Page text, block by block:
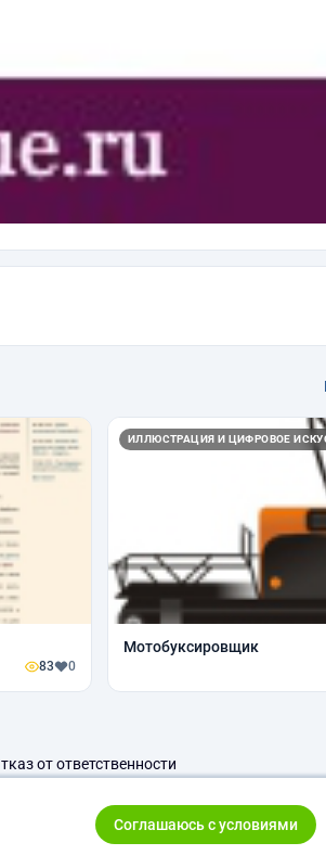
83 0
ИЛЛЮСТРАЦИЯ И ЦИФРОВОЕ
Мотобуксировщик
от ответственности
Соглашаюсь с условиями